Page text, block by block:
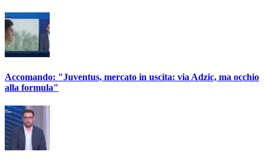
Accomando: "Juventus, mercato in uscita: via Adzic, ma occhio
alla formula"